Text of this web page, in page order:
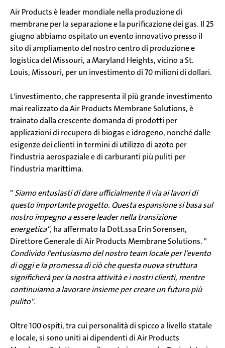
Air Products è leader mondiale nella produzione di
membrane per la separazione e la purificazione dei gas. Il 25
giugno abbiamo ospitato un evento innovativo presso il
sito di ampliamento del nostro centro di produzione e
logistica del Missouri, a Maryland Heights, vicino a St.
Louis, Missouri, per un investimento di 70 milioni di dollari.
L'investimento, che rappresenta il più grande investimento
mai realizzato da Air Products Membrane Solutions, è
trainato dalla crescente domanda di prodotti per
applicazioni di recupero di biogas e idrogeno, nonché dalle
esigenze dei clienti in termini di utilizzo di azoto per
l'industria aerospaziale e di carburanti più puliti per
l'industria marittima.
" Siamo entusiasti di dare ufficialmente il via ai lavori di
questo importante progetto. Questa espansione si basa sul
nostro impegno a essere leader nella transizione
energetica", ha affermato la Dott.ssa Erin Sorensen,
Direttore Generale di Air Products Membrane Solutions. "
Condivido l'entusiasmo del nostro team locale per l'evento
di oggi e la promessa di ciò che questa nuova struttura
significherà per la nostra attività e i nostri clienti, mentre
continuiamo a lavorare insieme per creare un futuro più
pulito".
Oltre 100 ospiti, tra cui personalità di spicco a livello statale
e locale, si sono uniti ai dipendenti di Air Products